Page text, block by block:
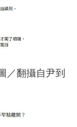
翻攝自尹到